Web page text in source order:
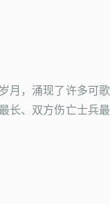
月，涌现了许多
长、双方伤亡士